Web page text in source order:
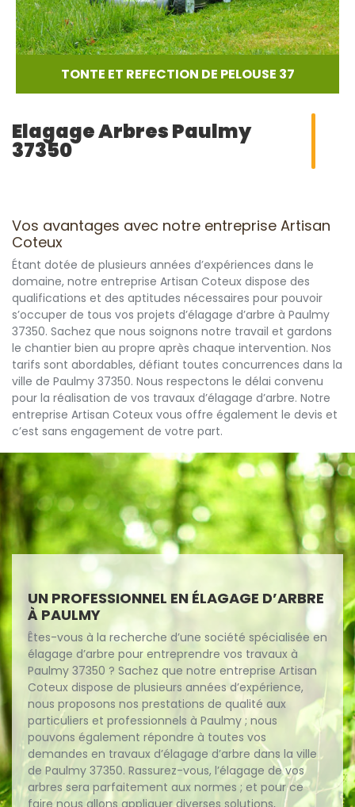
TONTE ET REFECTION DE PELOUSE 37
Elagage Arbres Paulmy
37350
Vos avantages avec notre entreprise Artisan
Coteux
Étant dotée de plusieurs années d’expériences dans le
domaine, notre entreprise Artisan Coteux dispose des
qualifications et des aptitudes nécessaires pour pouvoir
s’occuper de tous vos projets d’élagage d’arbre à Paulmy
37350. Sachez que nous soignons notre travail et gardons
le chantier bien au propre après chaque intervention. Nos
tarifs sont abordables, défiant toutes concurrences dans la
ville de Paulmy 37350. Nous respectons le délai convenu
pour la réalisation de vos travaux d’élagage d’arbre. Notre
entreprise Artisan Coteux vous offre également le devis et
c’est sans engagement de votre part.
UN PROFESSIONNEL EN ÉLAGAGE D’ARBRE
À PAULMY
Êtes-vous à la recherche d’une société spécialisée en
élagage d’arbre pour entreprendre vos travaux à
Paulmy 37350 ? Sachez que notre entreprise Artisan
Coteux dispose de plusieurs années d’expérience,
nous proposons nos prestations de qualité aux
particuliers et professionnels à Paulmy ; nous
pouvons également répondre à toutes vos
demandes en travaux d’élagage d’arbre dans la ville
de Paulmy 37350. Rassurez-vous, l’élagage de vos
arbres sera parfaitement aux normes ; et pour ce
faire nous allons appliquer diverses solutions,